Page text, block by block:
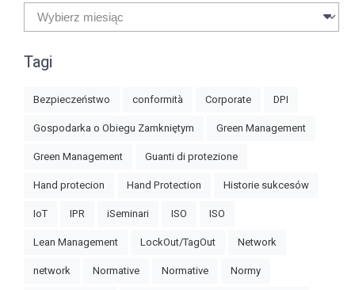
Archiwa
Tagi
Bezpieczeństwo conformità Corporate
DPI
Gospodarka o Obiegu Zamkniętym
Green Management
Green Management
Guanti di protezione
Hand protecion
Hand Protection
Historie sukcesów
IoT
IPR iSeminari ISO
ISO
Lean Management
LockOut/TagOut
Network
network
Normative Normative
Normy